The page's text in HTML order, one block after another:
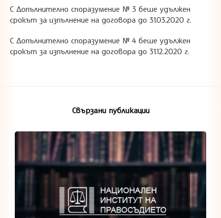
С Допълнително споразумение № 3 беше удължен
срокът за изпълнение на договора до 31.03.2020 г.
С Допълнително споразумение № 4 беше удължен
срокът за изпълнение на договора до 31.12.2020 г.
Свързани публикации